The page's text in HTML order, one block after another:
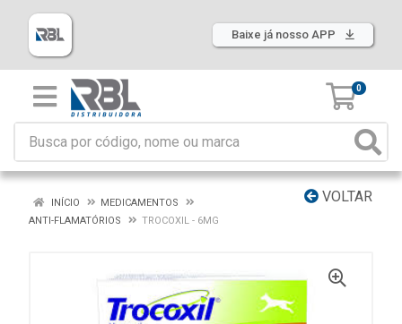
Baixe já nosso APP
0
VOLTAR
INÍCIO
MEDICAMENTOS
ANTI-FLAMATÓRIOS
TROCOXIL - 6MG